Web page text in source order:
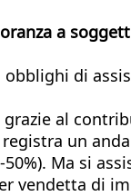
a
di
grazie al
registra un
Ma si
vendetta di